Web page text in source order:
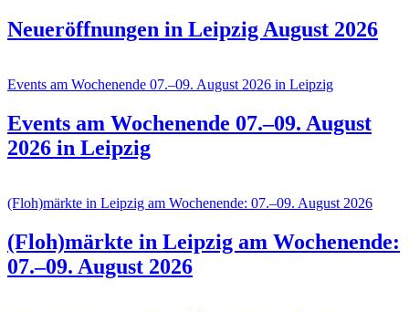
Neueröffnungen in Leipzig August 2026
Events am Wochenende 07.–09. August 2026 in Leipzig
Events am Wochenende 07.–09. August
2026 in Leipzig
(Floh)märkte in Leipzig am Wochenende: 07.–09. August 2026
(Floh)märkte in Leipzig am Wochenende:
07.–09. August 2026